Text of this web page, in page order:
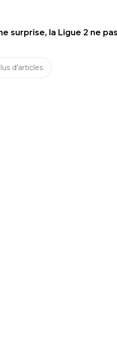
surprise, la Ligue 2 ne
d'articles